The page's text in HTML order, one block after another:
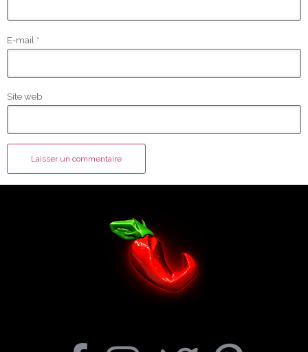
E-mail *
Site web